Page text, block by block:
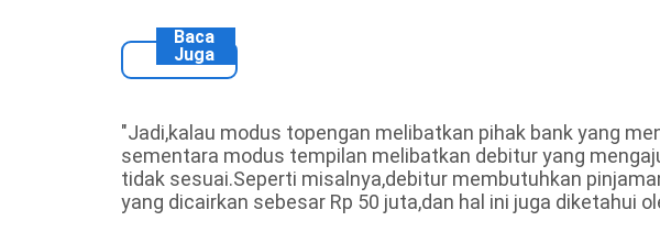
Baca
Juga
"Jadi,kalau modus topengan melibatkan pihak bank yang
sementara modus tempilan melibatkan debitur yang
tidak sesuai.Seperti misalnya,debitur membutuhkan
yang dicairkan sebesar Rp 50 juta,dan hal ini juga diketahui